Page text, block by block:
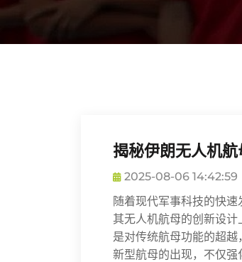
揭秘伊朗无人机
2025-08-06 14:42:59
随着现代军事科技的快
其无人机航母的创新设
是对传统航母功能的超
新型航母的出现，不仅